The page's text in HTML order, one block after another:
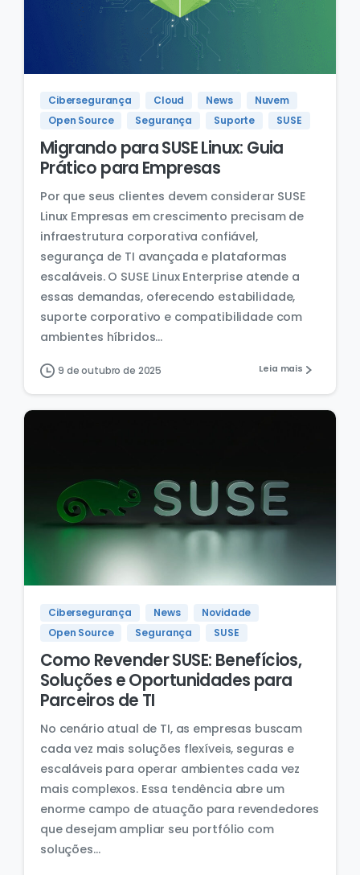
Cibersegurança Cloud News
Nuvem
Open Source
Segurança Suporte SUSE
Migrando para SUSE Linux: Guia
Prático para Empresas
Por que seus clientes devem considerar SUSE
Linux Empresas em crescimento precisam de
infraestrutura corporativa confiável,
segurança de TI avançada e plataformas
escaláveis. O SUSE Linux Enterprise atende a
essas demandas, oferecendo estabilidade,
suporte corporativo e compatibilidade com
ambientes híbridos...
9 de outubro de 2025 Leia mais
Cibersegurança News
Novidade
Open Source
Segurança SUSE
Como Revender SUSE: Benefícios,
Soluções e Oportunidades para
Parceiros de TI
No cenário atual de TI, as empresas buscam
cada vez mais soluções flexíveis, seguras e
escaláveis para operar ambientes cada vez
mais complexos. Essa tendência abre um
enorme campo de atuação para revendedores
que desejam ampliar seu portfólio com
soluções...